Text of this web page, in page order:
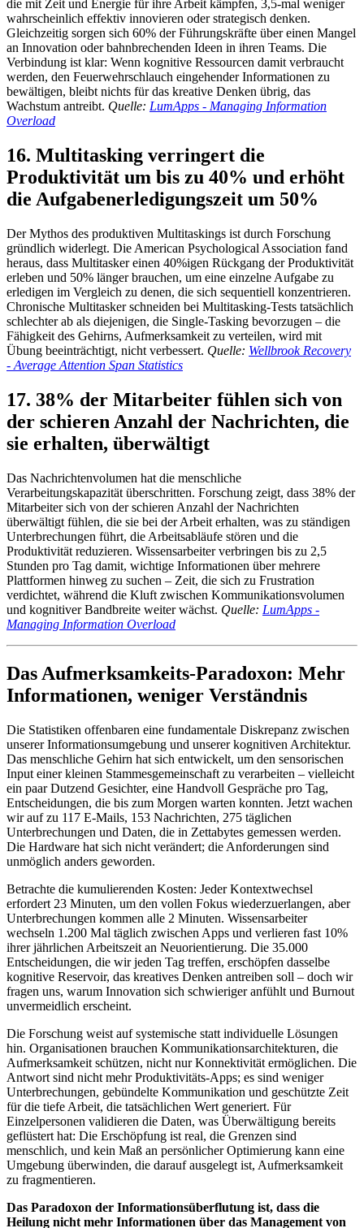
die mit Zeit und Energie für ihre Arbeit kämpfen, 3,5-mal weniger
wahrscheinlich effektiv innovieren oder strategisch denken.
Gleichzeitig sorgen sich 60% der Führungskräfte über einen Mangel
an Innovation oder bahnbrechenden Ideen in ihren Teams. Die
Verbindung ist klar: Wenn kognitive Ressourcen damit verbraucht
werden, den Feuerwehrschlauch eingehender Informationen zu
bewältigen, bleibt nichts für das kreative Denken übrig, das
Wachstum antreibt. Quelle: LumApps - Managing Information
Overload
16. Multitasking verringert die
Produktivität um bis zu 40% und erhöht
die Aufgabenerledigungszeit um 50%
Der Mythos des produktiven Multitaskings ist durch Forschung
gründlich widerlegt. Die American Psychological Association fand
heraus, dass Multitasker einen 40%igen Rückgang der Produktivität
erleben und 50% länger brauchen, um eine einzelne Aufgabe zu
erledigen im Vergleich zu denen, die sich sequentiell konzentrieren.
Chronische Multitasker schneiden bei Multitasking-Tests tatsächlich
schlechter ab als diejenigen, die Single-Tasking bevorzugen – die
Fähigkeit des Gehirns, Aufmerksamkeit zu verteilen, wird mit
Übung beeinträchtigt, nicht verbessert. Quelle: Wellbrook Recovery
- Average Attention Span Statistics
17. 38% der Mitarbeiter fühlen sich von
der schieren Anzahl der Nachrichten, die
sie erhalten, überwältigt
Das Nachrichtenvolumen hat die menschliche
Verarbeitungskapazität überschritten. Forschung zeigt, dass 38% der
Mitarbeiter sich von der schieren Anzahl der Nachrichten
überwältigt fühlen, die sie bei der Arbeit erhalten, was zu ständigen
Unterbrechungen führt, die Arbeitsabläufe stören und die
Produktivität reduzieren. Wissensarbeiter verbringen bis zu 2,5
Stunden pro Tag damit, wichtige Informationen über mehrere
Plattformen hinweg zu suchen – Zeit, die sich zu Frustration
verdichtet, während die Kluft zwischen Kommunikationsvolumen
und kognitiver Bandbreite weiter wächst. Quelle: LumApps -
Managing Information Overload
Das Aufmerksamkeits-Paradoxon: Mehr
Informationen, weniger Verständnis
Die Statistiken offenbaren eine fundamentale Diskrepanz zwischen
unserer Informationsumgebung und unserer kognitiven Architektur.
Das menschliche Gehirn hat sich entwickelt, um den sensorischen
Input einer kleinen Stammesgemeinschaft zu verarbeiten – vielleicht
ein paar Dutzend Gesichter, eine Handvoll Gespräche pro Tag,
Entscheidungen, die bis zum Morgen warten konnten. Jetzt wachen
wir auf zu 117 E-Mails, 153 Nachrichten, 275 täglichen
Unterbrechungen und Daten, die in Zettabytes gemessen werden.
Die Hardware hat sich nicht verändert; die Anforderungen sind
unmöglich anders geworden.
Betrachte die kumulierenden Kosten: Jeder Kontextwechsel
erfordert 23 Minuten, um den vollen Fokus wiederzuerlangen, aber
Unterbrechungen kommen alle 2 Minuten. Wissensarbeiter
wechseln 1.200 Mal täglich zwischen Apps und verlieren fast 10%
ihrer jährlichen Arbeitszeit an Neuorientierung. Die 35.000
Entscheidungen, die wir jeden Tag treffen, erschöpfen dasselbe
kognitive Reservoir, das kreatives Denken antreiben soll – doch wir
fragen uns, warum Innovation sich schwieriger anfühlt und Burnout
unvermeidlich erscheint.
Die Forschung weist auf systemische statt individuelle Lösungen
hin. Organisationen brauchen Kommunikationsarchitekturen, die
Aufmerksamkeit schützen, nicht nur Konnektivität ermöglichen. Die
Antwort sind nicht mehr Produktivitäts-Apps; es sind weniger
Unterbrechungen, gebündelte Kommunikation und geschützte Zeit
für die tiefe Arbeit, die tatsächlichen Wert generiert. Für
Einzelpersonen validieren die Daten, was Überwältigung bereits
geflüstert hat: Die Erschöpfung ist real, die Grenzen sind
menschlich, und kein Maß an persönlicher Optimierung kann eine
Umgebung überwinden, die darauf ausgelegt ist, Aufmerksamkeit
zu fragmentieren.
Das Paradoxon der Informationsüberflutung ist, dass die
Heilung nicht mehr Informationen über das Management von